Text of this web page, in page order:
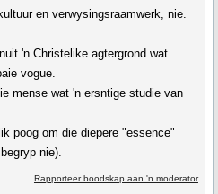
en verwysingsraamwerk, nie.
'n Christelike agtergrond wat
vogue.
mense wat 'n ersntige studie van
poog om die diepere "essence"
nie).
Rapporteer boodskap aan 'n moderator